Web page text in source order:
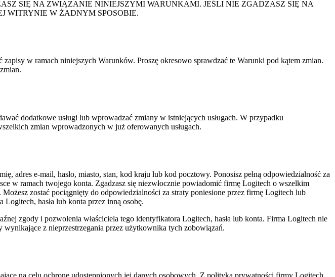
SIĘ NA ZWIĄZANIE NINIEJSZYMI WARUNKAMI. JEŚLI NIE ZGADZASZ SIĘ NA
WITRYNIE W ŻADNYM SPOSOBIE.
w ramach niniejszych Warunków. Proszę okresowo sprawdzać te Warunki pod kątem zmian.
dodatkowe usługi lub wprowadzać zmiany w istniejących usługach. W przypadku
zmian wprowadzonych w już oferowanych usługach.
adres e-mail, hasło, miasto, stan, kod kraju lub kod pocztowy. Ponosisz pełną odpowiedzialność za
w ramach twojego konta. Zgadzasz się niezwłocznie powiadomić firmę Logitech o wszelkim
zostać pociągnięty do odpowiedzialności za straty poniesione przez firmę Logitech lub
hasła lub konta przez inną osobę.
zgody i pozwolenia właściciela tego identyfikatora Logitech, hasła lub konta. Firma Logitech nie
z nieprzestrzegania przez użytkownika tych zobowiązań.